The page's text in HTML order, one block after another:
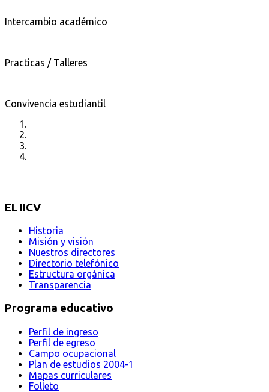
Intercambio académico
Practicas / Talleres
Convivencia estudiantil
EL IICV
Historia
Misión y visión
Nuestros directores
Directorio telefónico
Estructura orgánica
Transparencia
Programa educativo
Perfil de ingreso
Perfil de egreso
Campo ocupacional
Plan de estudios 2004-1
Mapas curriculares
Folleto